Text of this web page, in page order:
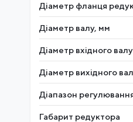
Діаметр фланця
Діаметр валу, мм
Діаметр вхідного валу
Діаметр вихідного
Діапазон
Габарит редуктора